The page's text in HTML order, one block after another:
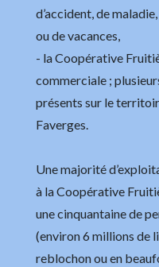
d’accident, de
ou de vacances,
- la Coopérative
commerciale ;
présents sur le
Faverges.
Une majorité
à la Coopérative
une cinquantaine de
(environ 6 millions de
reblochon ou en